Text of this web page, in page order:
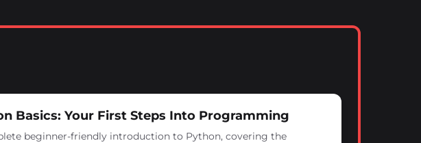
Basics: Your First Steps Into Programming
beginner-friendly introduction to Python, covering the